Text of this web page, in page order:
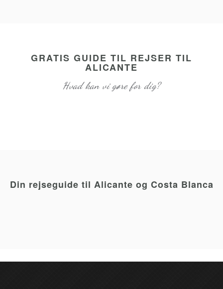
GRATIS GUIDE TIL REJSER TIL
ALICANTE
Hvad kan vi gøre for dig?
Din rejseguide til Alicante og Costa Blanca